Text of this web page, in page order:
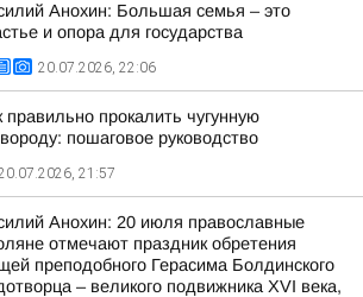
Анохин: Большая семья – это
и опора для государства
20.07.2026, 22:06
правильно прокалить чугунную
пошаговое руководство
21:57
Анохин: 20 июля православные
отмечают праздник обретения
преподобного Герасима Болдинского
– великого подвижника XVI века,